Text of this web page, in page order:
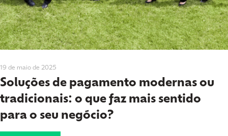
19 de maio de 2025
Soluções de pagamento modernas ou
tradicionais: o que faz mais sentido
para o seu negócio?